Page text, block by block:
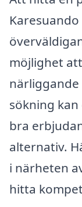
möjlighet
sökning
bra
alternativ.
i närheten
hitta